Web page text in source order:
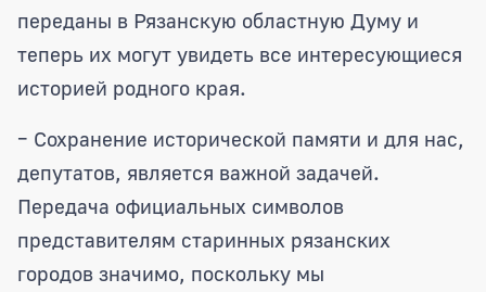
переданы в Рязанскую областную Думу и
теперь их могут увидеть все интересующиеся
историей родного края.
– Сохранение исторической памяти и для нас,
депутатов, является важной задачей.
Передача официальных символов
представителям старинных рязанских
городов значимо, поскольку мы